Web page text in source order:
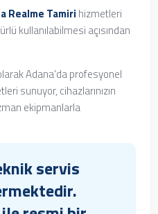
Realme Tamiri hizmetleri
kullanılabilmesi açısından
Adana'da profesyonel
sunuyor, cihazlarınızın
ekipmanlarla
servis